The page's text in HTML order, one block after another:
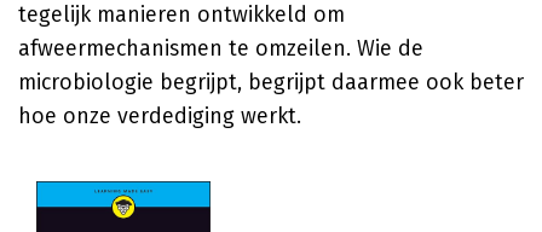
tegelijk manieren ontwikkeld om
afweermechanismen te omzeilen. Wie de
microbiologie begrijpt, begrijpt daarmee ook beter
hoe onze verdediging werkt.